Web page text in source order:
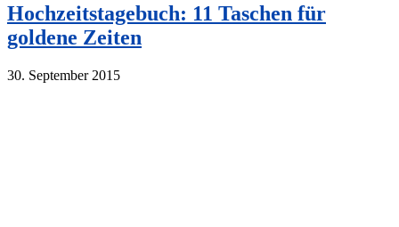
Hochzeitstagebuch: 11 Taschen für
goldene Zeiten
30. September 2015